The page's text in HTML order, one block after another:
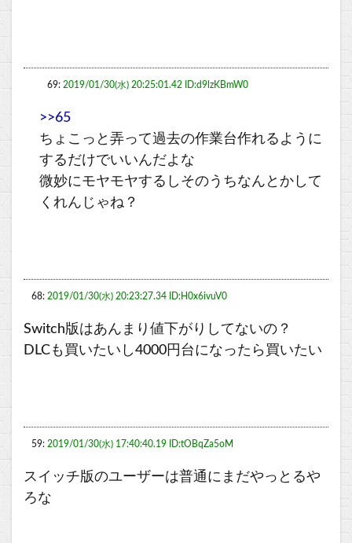
69: 2019/01/30(水) 20:25:01.42 ID:d9lzKBmW0
>>65
ちょこっと弄って過去の作業台作れるように
するだけでいいんだよな
微妙にモヤモヤするしそのうちなんとかして
くれんじゃね？
68: 2019/01/30(水) 20:23:27.34 ID:H0x6ivuV0
Switch版はあんまり値下がりしてないの？
DLCも買いたいし4000円台になったら買いたい
59: 2019/01/30(水) 17:40:40.19 ID:tOBqZa5oM
スイッチ版のユーザーは普通にまだやっとるや
ろな